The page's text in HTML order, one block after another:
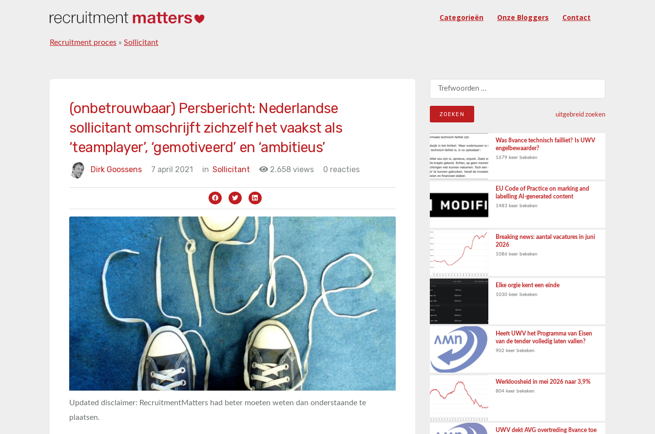
Categorieën Onze Bloggers Contact
Recruitment proces » Sollicitant
(onbetrouwbaar) Persbericht: Nederlandse
sollicitant omschrijft zichzelf het vaakst als
‘teamplayer’, ‘gemotiveerd’ en ‘ambitieus’
Dirk Goossens 7 april 2021 in Sollicitant 2.658 views 0 reacties
Updated disclaimer: RecruitmentMatters had beter moeten weten dan onderstaande te
plaatsen.
Zoeken naar:
uitgebreid zoeken
Was 8vance technisch failliet? Is UWV
engelbewaarder?
1679 keer bekeken
EU Code of Practice on marking and
labelling AI-generated content
1483 keer bekeken
Breaking news: aantal vacatures in juni
2026
1086 keer bekeken
Elke orgie kent een einde
1030 keer bekeken
Heeft UWV het Programma van Eisen
van de tender volledig laten vallen?
902 keer bekeken
Werkloosheid in mei 2026 naar 3,9%
804 keer bekeken
UWV dekt AVG overtreding 8vance toe